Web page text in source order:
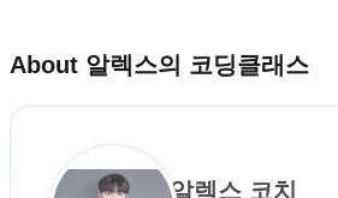
About 알렉스의 코딩클래스
알렉스 코치